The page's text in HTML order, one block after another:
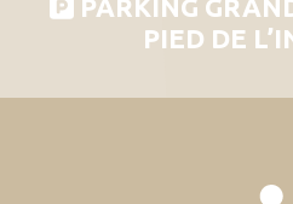
PARKING
PIED DE